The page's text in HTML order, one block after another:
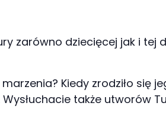
zarówno dziecięcej jak i tej
Kiedy zrodziło się
także utworów